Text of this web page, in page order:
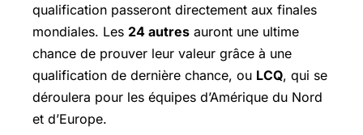
qualification passeront directement aux finales
mondiales. Les 24 autres auront une ultime
chance de prouver leur valeur grâce à une
qualification de dernière chance, ou LCQ, qui se
déroulera pour les équipes d’Amérique du Nord
et d’Europe.